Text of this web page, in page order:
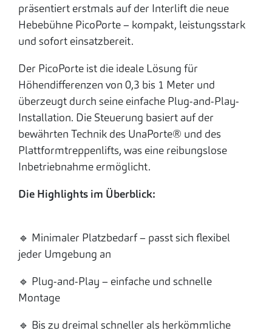
präsentiert erstmals auf der Interlift die neue
Hebebühne PicoPorte – kompakt, leistungsstark
und sofort einsatzbereit.
Der PicoPorte ist die ideale Lösung für
Höhendifferenzen von 0,3 bis 1 Meter und
überzeugt durch seine einfache Plug-and-Play-
Installation. Die Steuerung basiert auf der
bewährten Technik des UnaPorte® und des
Plattformtreppenlifts, was eine reibungslose
Inbetriebnahme ermöglicht.
Die Highlights im Überblick:
🔹 Minimaler Platzbedarf – passt sich flexibel
jeder Umgebung an
🔹 Plug-and-Play – einfache und schnelle
Montage
🔹 Bis zu dreimal schneller als herkömmliche